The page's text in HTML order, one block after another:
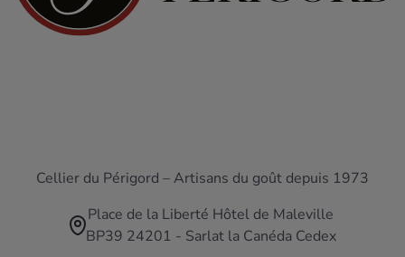
Cellier du Périgord – Artisans du goût depuis 1973
Place de la Liberté Hôtel de Maleville
BP39 24201 - Sarlat la Canéda Cedex